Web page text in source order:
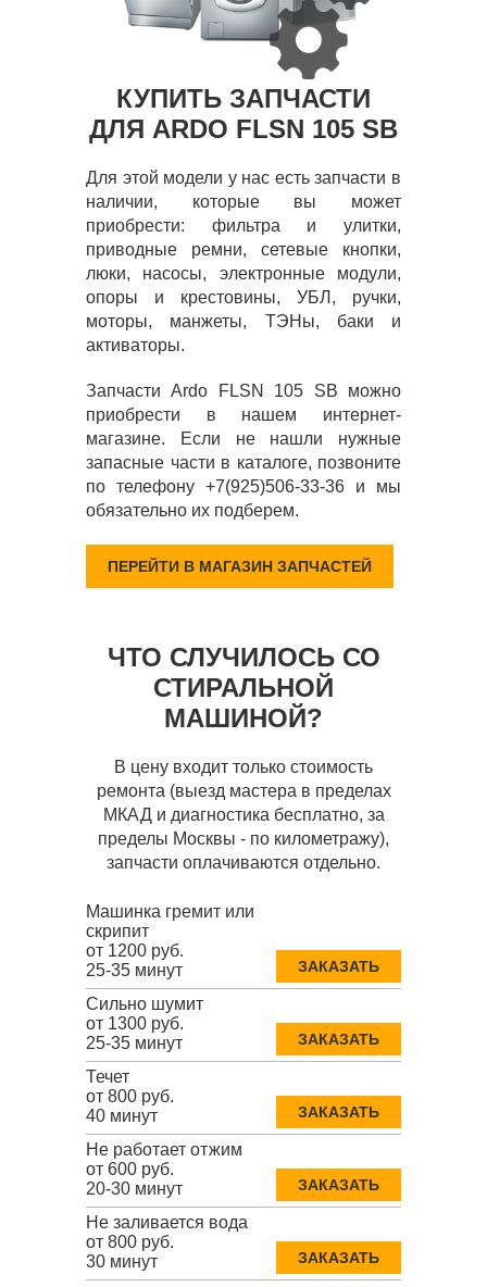
КУПИТЬ ЗАПЧАСТИ
ДЛЯ ARDO FLSN 105 SB
Для этой модели у нас есть запчасти в
наличии, которые вы может
приобрести: фильтра и улитки,
приводные ремни, сетевые кнопки,
люки, насосы, электронные модули,
опоры и крестовины, УБЛ, ручки,
моторы, манжеты, ТЭНы, баки и
активаторы.
Запчасти Ardo FLSN 105 SB можно
приобрести в нашем интернет-
магазине. Если не нашли нужные
запасные части в каталоге, позвоните
по телефону +7(925)506-33-36 и мы
обязательно их подберем.
ПЕРЕЙТИ В МАГАЗИН ЗАПЧАСТЕЙ
ЧТО СЛУЧИЛОСЬ СО
СТИРАЛЬНОЙ
МАШИНОЙ?
В цену входит только стоимость
ремонта (выезд мастера в пределах
МКАД и диагностика бесплатно, за
пределы Москвы - по километражу),
запчасти оплачиваются отдельно.
Машинка гремит или
скрипит
от 1200 руб.
25-35 минут
ЗАКАЗАТЬ
Сильно шумит
от 1300 руб.
25-35 минут
ЗАКАЗАТЬ
Течет
от 800 руб.
40 минут
ЗАКАЗАТЬ
Не работает отжим
от 600 руб.
20-30 минут
ЗАКАЗАТЬ
Не заливается вода
от 800 руб.
30 минут
ЗАКАЗАТЬ